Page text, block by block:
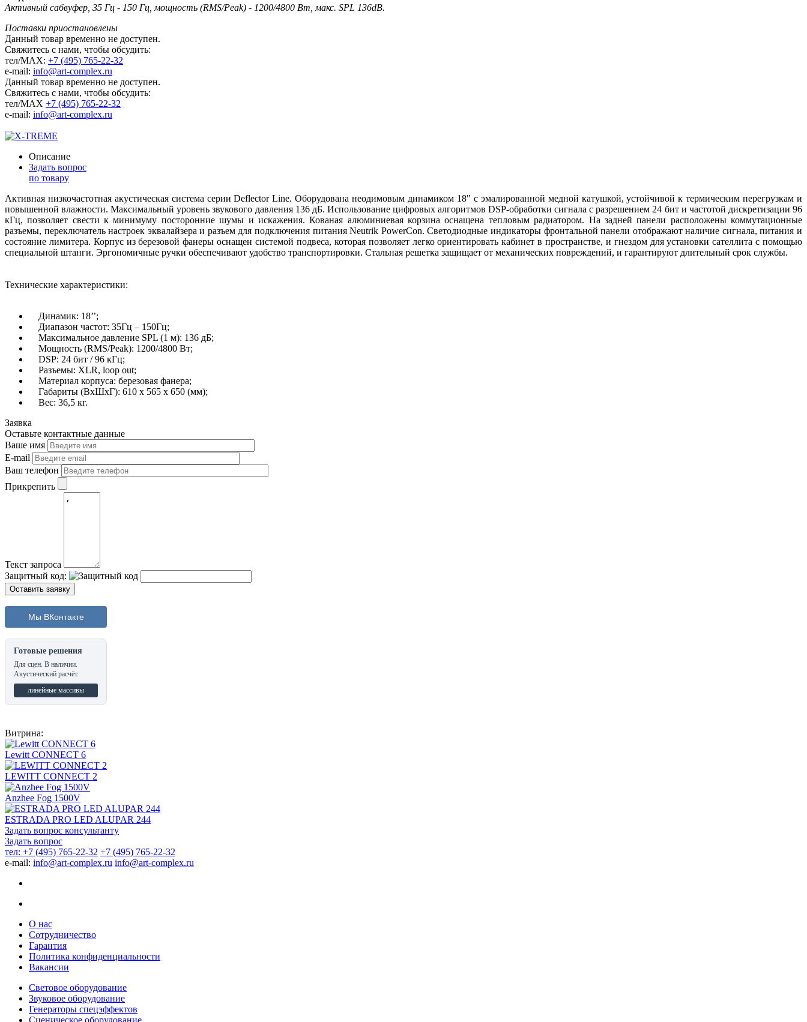
Активный сабвуфер, 35 Гц - 150 Гц, мощность (RMS/Peak) - 1200/4800 Вт, макс. SPL 136dB.
Поставки приостановлены
Данный товар временно не доступен.
Свяжитесь с нами, чтобы обсудить:
тел/MAX: +7 (495) 765-22-32
e-mail: info@art-complex.ru
Данный товар временно не доступен.
Свяжитесь с нами, чтобы обсудить:
тел/MAX +7 (495) 765-22-32
e-mail: info@art-complex.ru
Описание
Задать вопрос
по товару
Активная низкочастотная акустическая система серии Deflector Line. Оборудована неодимовым динамиком 18" с эмалированной медной катушкой, устойчивой к термическим перегрузкам и
повышенной влажности. Максимальный уровень звукового давления 136 дБ. Использование цифровых алгоритмов DSP-обработки сигнала с разрешением 24 бит и частотой дискретизации 96
кГц, позволяет свести к минимуму посторонние шумы и искажения. Кованая алюминиевая корзина оснащена тепловым радиатором. На задней панели расположены коммутационные
разъемы, переключатель настроек эквалайзера и разъем для подключения питания Neutrik PowerCon. Светодиодные индикаторы фронтальной панели отображают наличие сигнала, питания и
состояние лимитера. Корпус из березовой фанеры оснащен системой подвеса, которая позволяет легко ориентировать кабинет в пространстве, и гнездом для установки сателлита с помощью
специальной штанги. Эргономичные ручки обеспечивают удобство транспортировки. Стальная решетка защищает от механических повреждений, и гарантируют длительный срок службы.
Технические характеристики:
Динамик: 18’’;
Диапазон частот: 35Гц – 150Гц;
Максимальное давление SPL (1 м): 136 дБ;
Мощность (RMS/Peak): 1200/4800 Вт;
DSP: 24 бит / 96 кГц;
Разъемы: XLR, loop out;
Материал корпуса: березовая фанера;
Габариты (ВхШхГ): 610 x 565 x 650 (мм);
Вес: 36,5 кг.
Заявка
Оставьте контактные данные
Ваше имя
E-mail
Ваш телефон
Прикрепить
Текст запроса
Защитный код:
Мы ВКонтакте
Готовые решения
Для сцен. В наличии.
Акустический расчёт.
линейные массивы
Витрина:
Lewitt CONNECT 6
LEWITT CONNECT 2
Anzhee Fog 1500V
ESTRADA PRO LED ALUPAR 244
Задать вопрос консультанту
Задать вопрос
тел: +7 (495) 765-22-32 +7 (495) 765-22-32
e-mail: info@art-complex.ru info@art-complex.ru
О нас
Сотрудничество
Гарантия
Политика конфиденциальности
Вакансии
Световое оборудование
Звуковое оборудование
Генераторы спецэффектов
Сценическое оборудование